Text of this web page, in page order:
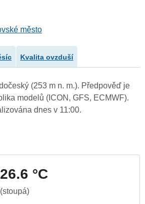
město
Kvalita ovzduší
(253 m n. m.). Předpověď je
modelů (ICON, GFS, ECMWF).
dnes v 11:00.
26.6 °C
(stoupá)